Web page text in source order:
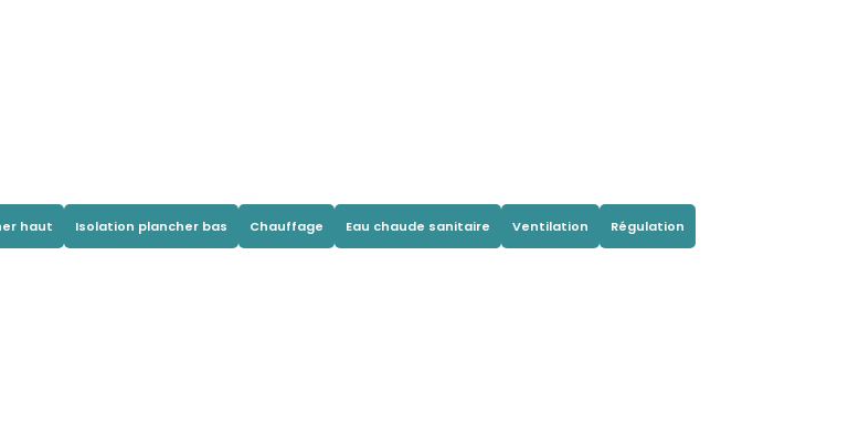
haut Isolation plancher bas Chauffage Eau chaude sanitaire Ventilation Régulation